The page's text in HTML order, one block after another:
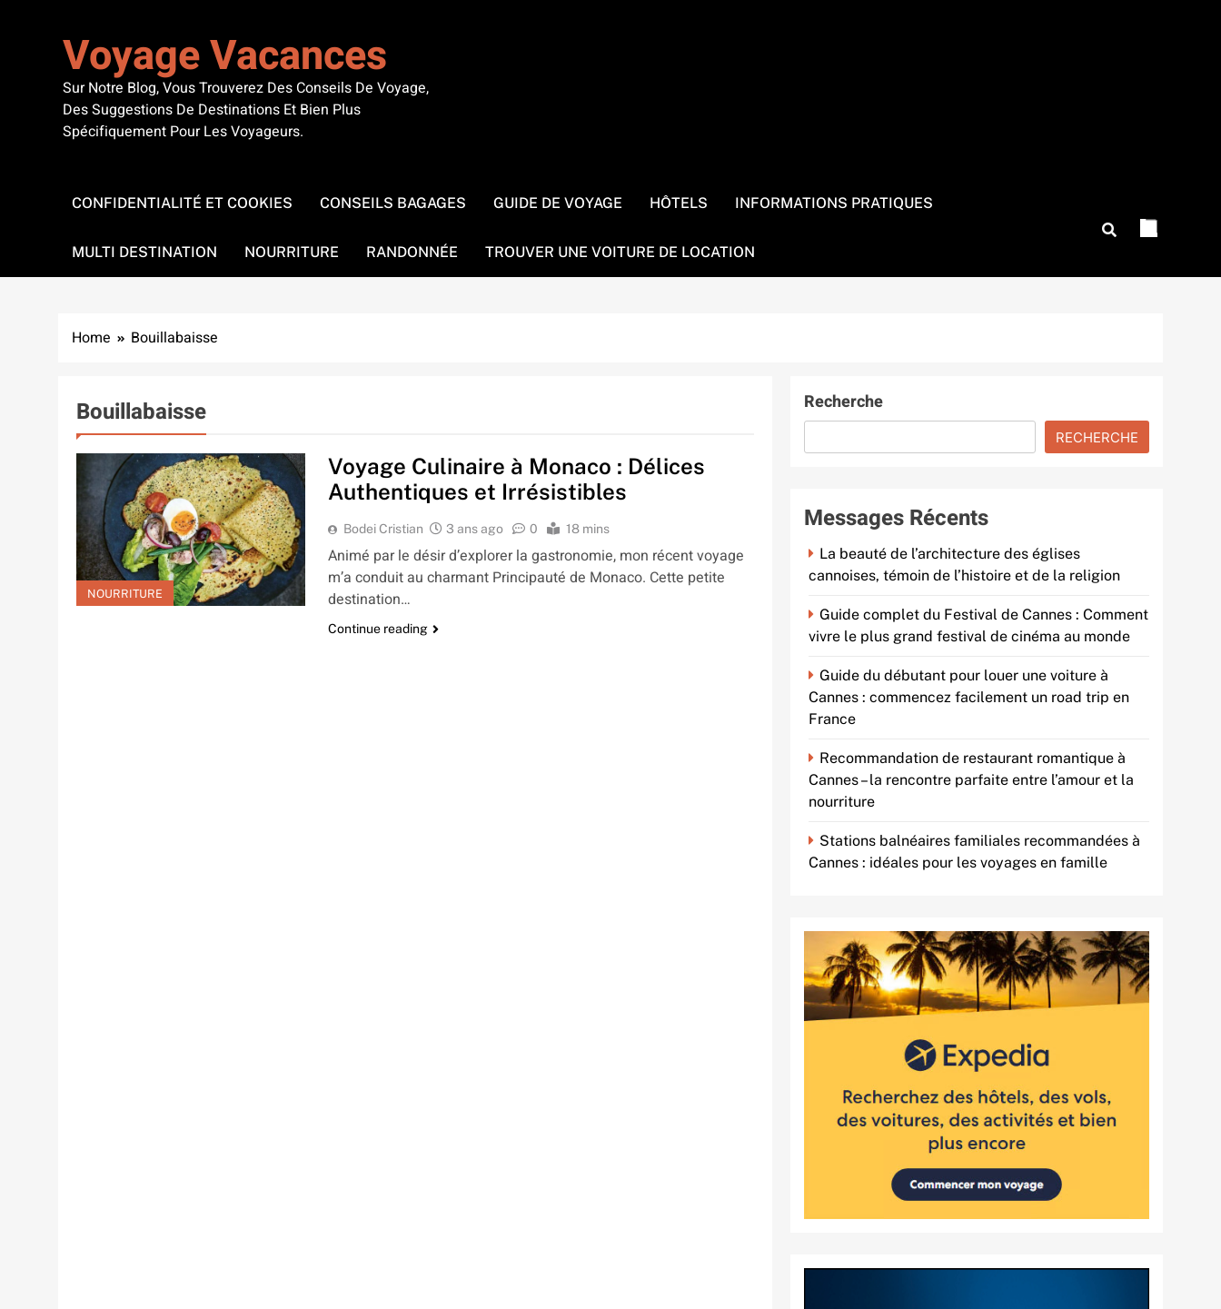
Voyage Vacances
Sur Notre Blog, Vous Trouverez Des Conseils De Voyage,
Des Suggestions De Destinations Et Bien Plus
Spécifiquement Pour Les Voyageurs.
CONFIDENTIALITÉ ET COOKIES CONSEILS BAGAGES GUIDE DE VOYAGE HÔTELS INFORMATIONS PRATIQUES
MULTI DESTINATION NOURRITURE RANDONNÉE TROUVER UNE VOITURE DE LOCATION
Home Bouillabaisse
Bouillabaisse
NOURRITURE
Voyage Culinaire à Monaco : Délices
Authentiques et Irrésistibles
Bodei Cristian 3 ans ago 0 18 mins
Animé par le désir d’explorer la gastronomie, mon récent voyage
m’a conduit au charmant Principauté de Monaco. Cette petite
destination…
Continue reading
Recherche
RECHERCHE
Messages Récents
La beauté de l’architecture des églises
cannoises, témoin de l’histoire et de la religion
Guide complet du Festival de Cannes : Comment
vivre le plus grand festival de cinéma au monde
Guide du débutant pour louer une voiture à
Cannes : commencez facilement un road trip en
France
Recommandation de restaurant romantique à
Cannes – la rencontre parfaite entre l’amour et la
nourriture
Stations balnéaires familiales recommandées à
Cannes : idéales pour les voyages en famille